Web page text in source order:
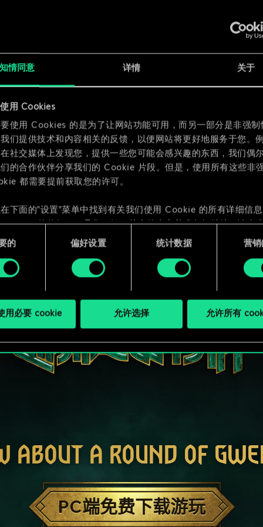
知情同意 详情 关于
用 Cookies
使用 Cookies 的是为了让网站功能可用，而另一部分是非强制
们提供技术和内容相关的反馈，以便网站将更好地服务于您。
社交媒体上发现您，提供一些您可能会感兴趣的东西，我们偶
的合作伙伴分享我们的 Cookie 片段。但是，使用所有这些非
都需要提前获取您的许可。
下面的"设置"菜单中找到有关我们使用 Cookie 的所有详细信
Cookie 的偏好。一旦您了解了其中的内容并准备好继续，请点
的 偏好设置 统计数据 营销
用必要 cookie 允许选择 允许所有
ABOUT A ROUND OF
PC端免费下载游玩